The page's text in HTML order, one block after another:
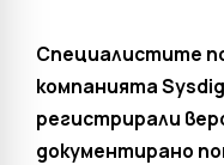
Специалистите
компанията
регистрирали
документирано